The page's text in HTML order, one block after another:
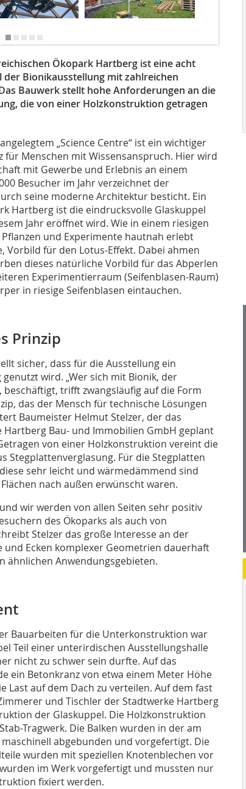
Ökopark Hartberg ist eine acht
der Bionikausstellung mit zahlreichen
Bauwerk stellt hohe Anforderungen an die
die von einer Holzkonstruktion getragen
„Science Centre“ ist ein wichtiger
für Menschen mit Wissensanspruch. Hier wird
mit Gewerbe und Erlebnis an einem
Besucher im Jahr verzeichnet der
seine moderne Architektur besticht. Ein
Hartberg ist die eindrucksvolle Glaskuppel
Jahr eröffnet wird. Wie in einem riesigen
und Experimente hautnah erlebt
Vorbild für den Lotus-Effekt. Dabei ahmen
dieses natürliche Vorbild für das Abperlen
Experimentierraum (Seifenblasen-Raum)
in riesige Seifenblasen eintauchen.
Prinzip
sicher, dass für die Ausstellung ein
wird. „Wer sich mit Bionik, der
trifft zwangsläufig auf die Form
das der Mensch für technische Lösungen
Baumeister Helmut Stelzer, der das
Bau- und Immobilien GmbH geplant
von einer Holzkonstruktion vereint die
Stegplattenverglasung. Für die Stegplatten
sehr leicht und wärmedämmend sind
nach außen erwünscht waren.
wir werden von allen Seiten sehr positiv
des Ökoparks als auch von
Stelzer das große Interesse an der
und Ecken komplexer Geometrien dauerhaft
ähnlichen Anwendungsgebieten.
Bauarbeiten für die Unterkonstruktion war
Teil einer unterirdischen Ausstellungshalle
nicht zu schwer sein durfte. Auf das
ein Betonkranz von etwa einem Meter Höhe
Last auf dem Dach zu verteilen. Auf dem fast
und Tischler der Stadtwerke Hartberg
der Glaskuppel. Die Holzkonstruktion
Tragwerk. Die Balken wurden in der am
abgebunden und vorgefertigt. Die
wurden mit speziellen Knotenblechen vor
im Werk vorgefertigt und mussten nur
fixiert werden.